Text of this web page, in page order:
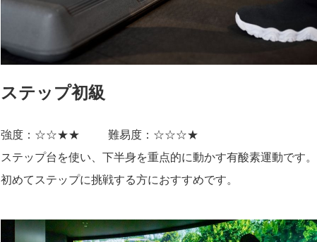
ステップ初級
強度：☆☆★★
難易度：☆☆☆★
ステップ台を使い、下半身を重点的に動かす有酸素運動です。
初めてステップに挑戦する方におすすめです。